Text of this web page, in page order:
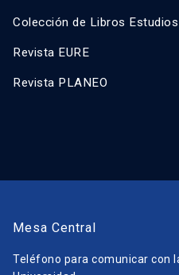
Colección de Libros Estudios
Revista EURE
Revista PLANEO
Mesa Central
Teléfono para comunicar con